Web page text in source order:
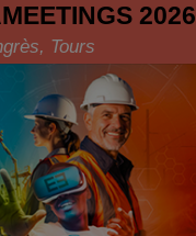
2026
Tours